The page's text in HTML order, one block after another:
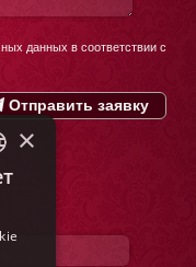
данных в соответствии с
Отправить заявку
×